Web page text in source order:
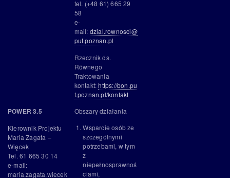
POWER 3.5
Kierownik Projektu
Maria Zagata –
Więcek
Tel. 61 665 30 14
e-mail:
maria.zagata.wiecek
tel. (+48 61) 665 29
58
e-
mail: dzial.rownosci@
put.poznan.pl
Rzecznik ds.
Równego
Traktowania
kontakt:https://bon.pu
t.poznan.pl/kontakt
Obszary działania
Wsparcie osób ze
szczególnymi
potrzebami, w tym
z
niepełnosprawnoś
ciami,